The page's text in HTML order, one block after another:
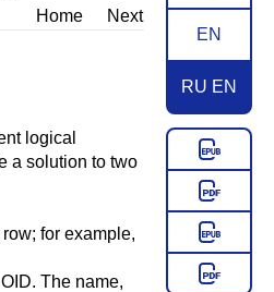
EN
RU EN
Home Next
logical
a solution to two
for example,
The name,